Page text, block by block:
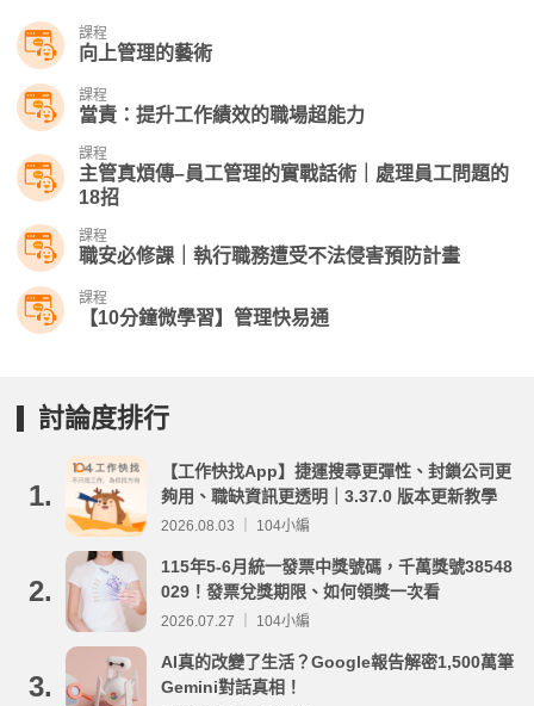
課程
向上管理的藝術
課程
當責：提升工作績效的職場超能力
課程
主管真煩傳–員工管理的實戰話術｜處理員工問題的
18招
課程
職安必修課｜執行職務遭受不法侵害預防計畫
課程
【10分鐘微學習】管理快易通
討論度排行
1.
【工作快找App】捷運搜尋更彈性、封鎖公司更
夠用、職缺資訊更透明｜3.37.0 版本更新教學
2026.08.03 ｜ 104小編
2.
115年5-6月統一發票中獎號碼，千萬獎號38548
029！發票兌獎期限、如何領獎一次看
2026.07.27 ｜ 104小編
3.
AI真的改變了生活？Google報告解密1,500萬筆
Gemini對話真相！